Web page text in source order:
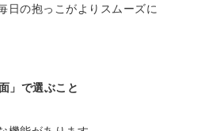
日の抱っこがよりスムーズに
」で選ぶこと